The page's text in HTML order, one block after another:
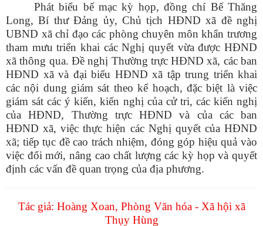
Phát biểu bế mạc kỳ họp, đồng chí Bế Thăng
Long, Bí thư Đảng ủy, Chủ tịch HĐND xã đề nghị
UBND xã chỉ đạo các phòng chuyên môn khẩn trương
tham mưu triển khai các Nghị quyết vừa được HĐND
xã thông qua. Đề nghị Thường trực HĐND xã, các ban
HĐND xã và đại biểu HĐND xã tập trung triển khai
các nội dung giám sát theo kế hoạch, đặc biệt là việc
giám sát các ý kiến, kiến nghị của cử tri, các kiến nghị
của HĐND, Thường trực HĐND và của các ban
HĐND xã, việc thực hiện các Nghị quyết của HĐND
xã; tiếp tục đề cao trách nhiệm, đóng góp hiệu quả vào
việc đổi mới, nâng cao chất lượng các kỳ họp và quyết
định các vấn đề quan trọng của địa phương.
Tác giả: Hoàng Xoan, Phòng Văn hóa - Xã hội xã
Thụy Hùng